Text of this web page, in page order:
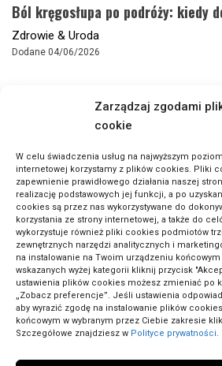
Zarządzaj zgodami
cookie
W celu świadczenia usług na najwyższym
internetowej korzystamy z plików cookies. Pliki
zapewnienie prawidłowego działania naszej
realizację podstawowych jej funkcji, a po
cookies są przez nas wykorzystywane do
korzystania ze strony internetowej, a także do
wykorzystuje również pliki cookies podmiotów
zewnętrznych narzędzi analitycznych i
na instalowanie na Twoim urządzeniu
wskazanych wyżej kategorii kliknij przycisk
ustawienia plików cookies możesz zmieniać po
„Zobacz preferencje”. Jeśli ustawienia
aby wyrazić zgodę na instalowanie plików
końcowym w wybranym przez Ciebie zakresie
Szczegółowe znajdziesz w Polityce prywatności.
Ból kręgosłupa po podróży: kiedy
Zdrowie & Uroda
Dodane 04/06/2026